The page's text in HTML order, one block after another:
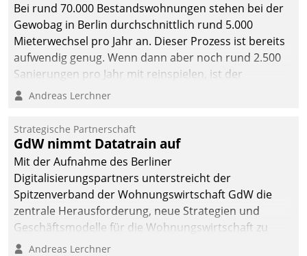
Bei rund 70.000 Bestandswohnungen stehen bei der
Gewobag in Berlin durchschnittlich rund 5.000
Mieterwechsel pro Jahr an. Dieser Prozess ist bereits
aufwendig genug. Wenn dann aber noch rund 2.500
Sanierungen pro Jahr mit reinspielen, ist der
Betreuungs- und Organisationsaufwand immens. Im
kommunale Wohnungsbauunternehmen daher
gemeinsam mit der Berliner Datatrain GmbH den
Teilprozess der Objektsanierung digitalisiert.
Andreas Lerchner
Strategische Partnerschaft
GdW nimmt Datatrain auf
Mit der Aufnahme des Berliner
Digitalisierungspartners unterstreicht der
Spitzenverband der Wohnungswirtschaft GdW die
zentrale Herausforderung, neue Strategien und
Geschäftsmodelle für die Wohnungswirtschaft zu
entwickeln.
Andreas Lerchner